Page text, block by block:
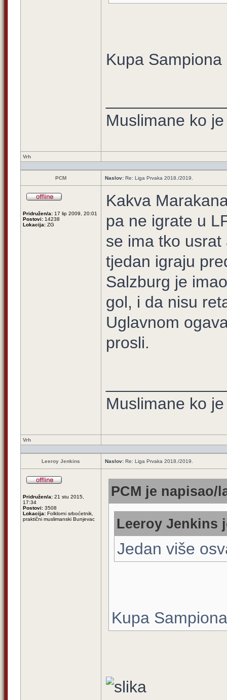
Kupa Sampiona
Muslimane ko
Vrh
PCM Naslov: Re: Liga Prvaka 2018./2019.
Pridružen/a: 17 lip 2009, 20:01
Postovi: 14238
Lokacija: ZG
Kakva
pa ne igrate u
se ima tko usrat
tjedan igraju
Salzburg je
gol, i da nisu
Uglavnom
prosli.
Muslimane ko
Vrh
Leeroy Jenkins Naslov: Re: Liga Prvaka 2018./2019.
Pridružen/a: 21 stu 2015,
17:34
Postovi: 3508
Lokacija: Folklorni srboćetnik,
praktični muslimanski Bunjevac
PCM je napisao/
Leeroy Jenkins
Jedan više
Kupa Sampiona